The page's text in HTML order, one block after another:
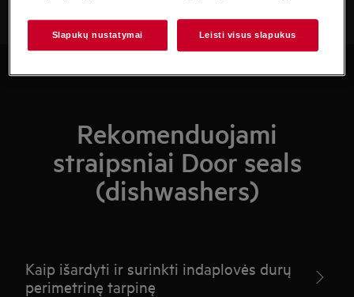
Rekomenduojami
straipsniai Door seals
(dishwashers)
Kaip išardyti ir surinkti indaplovės durų
perimetrinę tarpinę
Slapukų nustatymai Leisti visus slapukus